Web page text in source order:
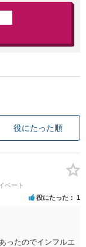
役にたった順
ベート
役にたった 1
ったのでインフルエ